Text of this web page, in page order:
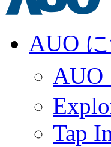
AUO
AUO
Tap